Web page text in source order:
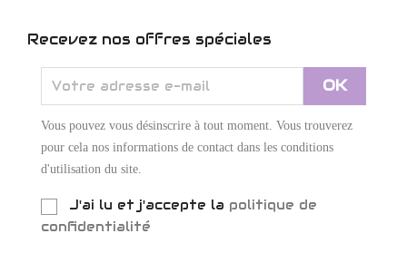
Recevez nos offres spéciales
Vous pouvez vous désinscrire à tout moment. Vous trouverez
pour cela nos informations de contact dans les conditions
d'utilisation du site.
J'ai lu et j'accepte la politique de
confidentialité